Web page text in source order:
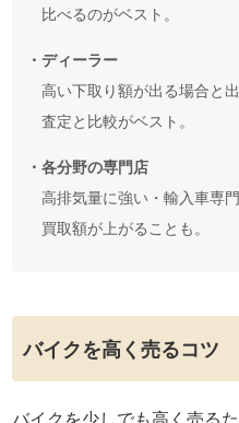
比べるのがベスト。
・ディーラー
高い下取り額が出る場合と
査定と比較がベスト。
・各分野の専門店
高排気量に強い・輸入車専
買取額が上がることも。
バイクを高く売るコツ
バイクを少しでも高く売る